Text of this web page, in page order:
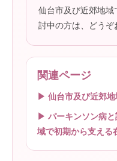
仙台市及び近郊地域
討中の方は、どうぞ
関連ページ
▶ 仙台市及び近郊
▶ パーキンソン病
域で初期から支える